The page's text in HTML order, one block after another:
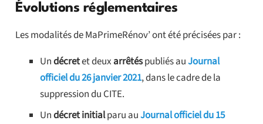
Évolutions réglementaires
Les modalités de MaPrimeRénov’ ont été précisées par :
Undécretet deuxarrêtéspubliés auJournal
officiel du 26 janvier 2021, dans le cadre de la
suppression du CITE.
Undécret initialparu auJournal officiel du 15